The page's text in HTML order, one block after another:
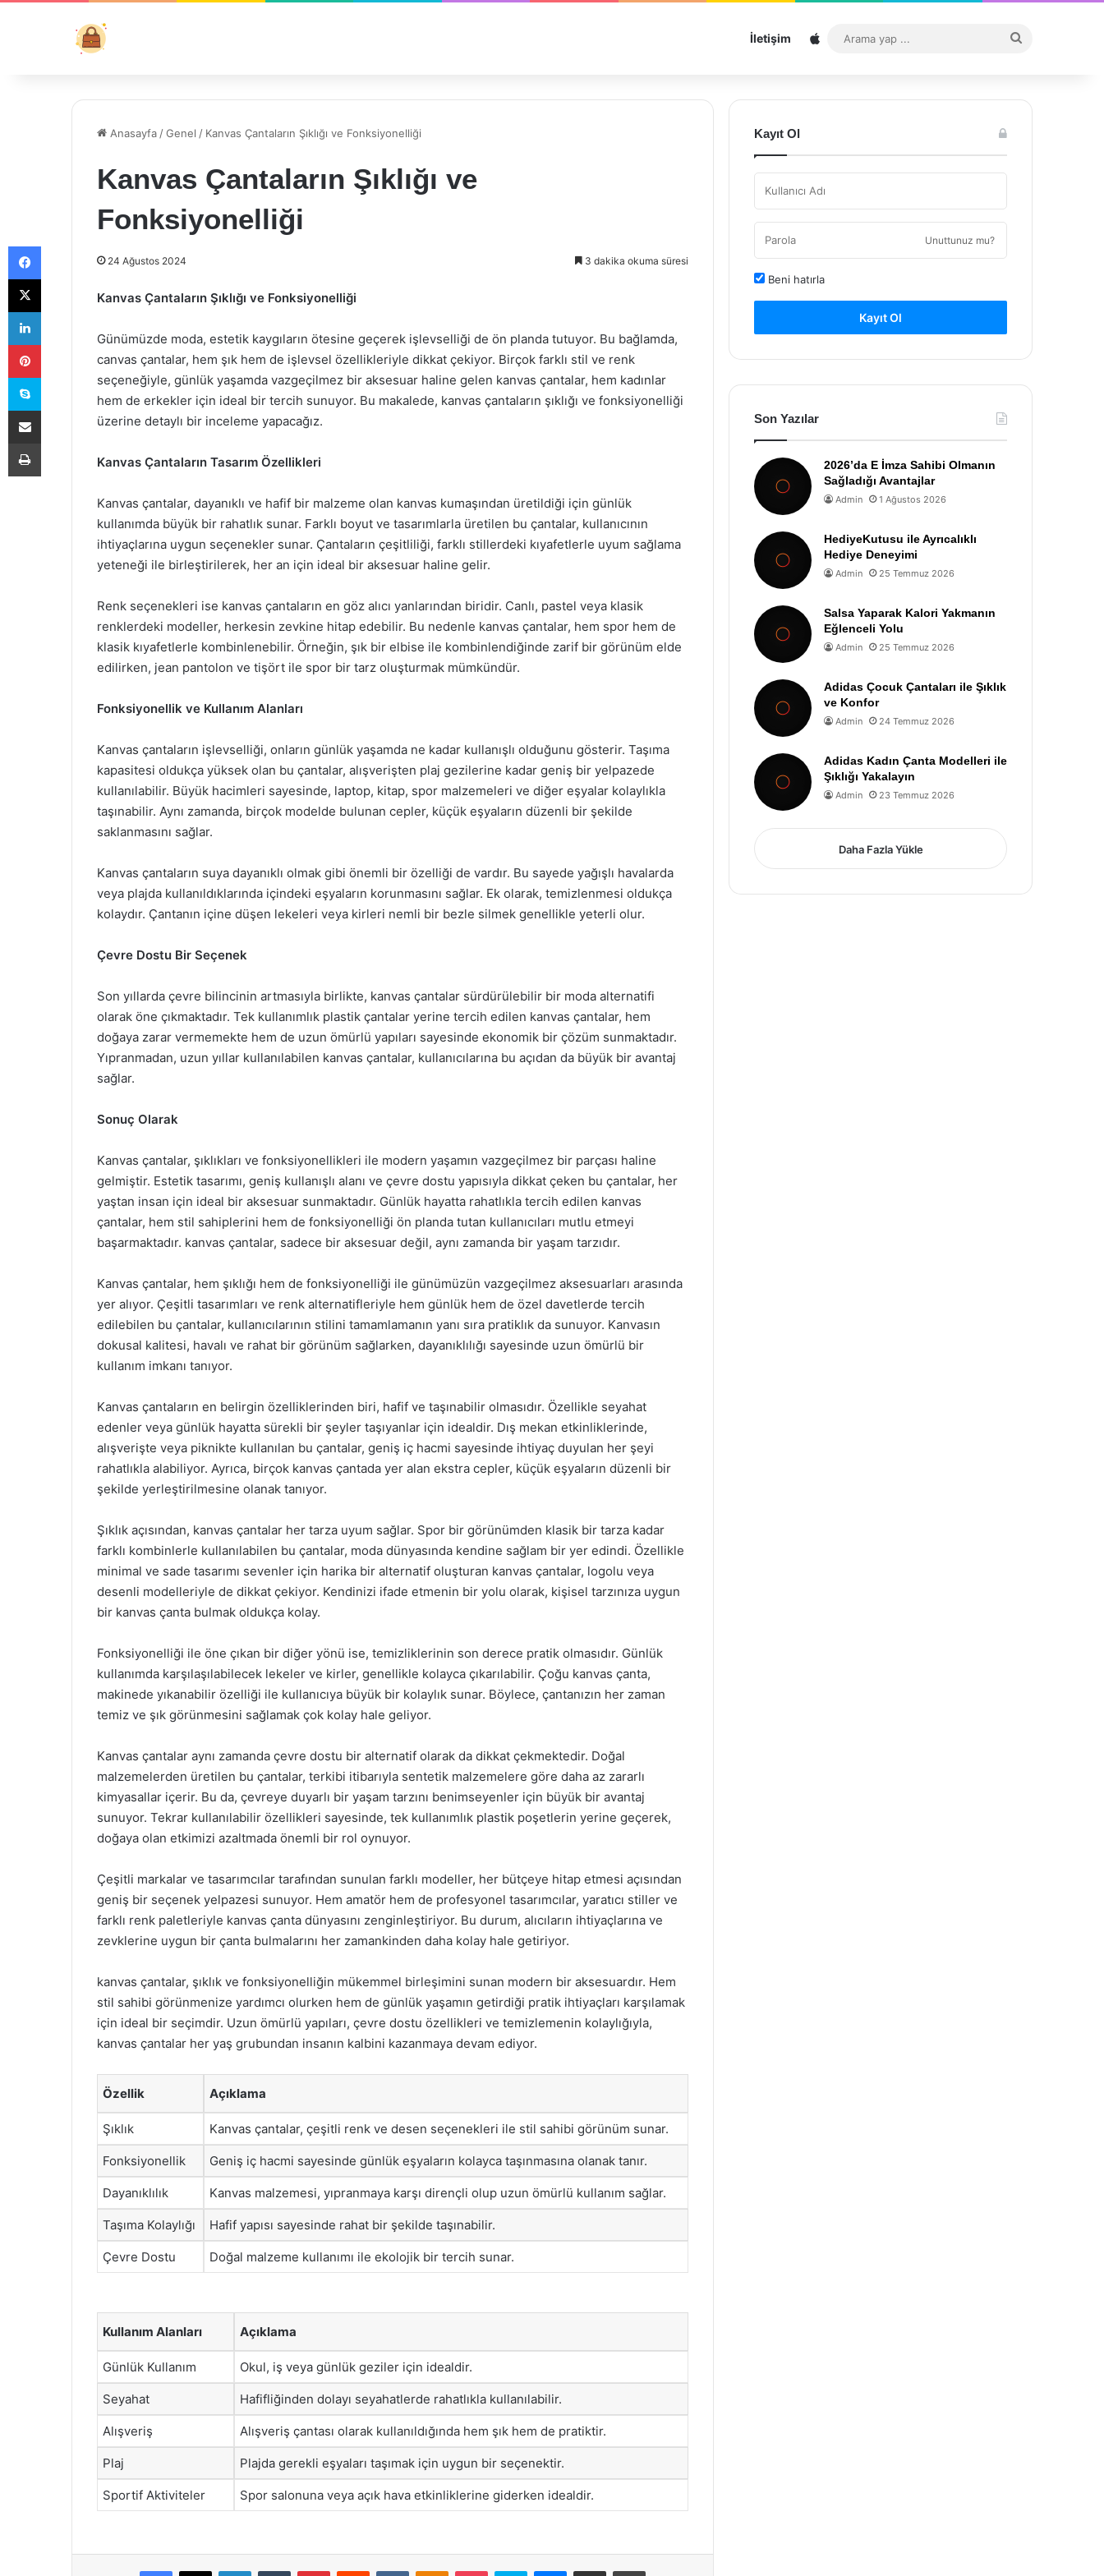
İletişim Sitemap
...
Anasayfa /Genel / Kanvas Çantaların Şıklığı ve Fonksiyonelliği
Kanvas Çantaların Şıklığı ve
Fonksiyonelliği
24 Ağustos 2024 3 dakika okuma süresi
Kanvas Çantaların Şıklığı ve Fonksiyonelliği
Günümüzde moda, estetik kaygıların ötesine geçerek işlevselliği de ön planda tutuyor. Bu bağlamda,
canvas çantalar, hem şık hem de işlevsel özellikleriyle dikkat çekiyor. Birçok farklı stil ve renk
seçeneğiyle, günlük yaşamda vazgeçilmez bir aksesuar haline gelen kanvas çantalar, hem kadınlar
hem de erkekler için ideal bir tercih sunuyor. Bu makalede, kanvas çantaların şıklığı ve fonksiyonelliği
üzerine detaylı bir inceleme yapacağız.
Kanvas Çantaların Tasarım Özellikleri
Kanvas çantalar, dayanıklı ve hafif bir malzeme olan kanvas kumaşından üretildiği için günlük
kullanımda büyük bir rahatlık sunar. Farklı boyut ve tasarımlarla üretilen bu çantalar, kullanıcının
ihtiyaçlarına uygun seçenekler sunar. Çantaların çeşitliliği, farklı stillerdeki kıyafetlerle uyum sağlama
yeteneği ile birleştirilerek, her an için ideal bir aksesuar haline gelir.
Renk seçenekleri ise kanvas çantaların en göz alıcı yanlarından biridir. Canlı, pastel veya klasik
renklerdeki modeller, herkesin zevkine hitap edebilir. Bu nedenle kanvas çantalar, hem spor hem de
klasik kıyafetlerle kombinlenebilir. Örneğin, şık bir elbise ile kombinlendiğinde zarif bir görünüm elde
edilirken, jean pantolon ve tişört ile spor bir tarz oluşturmak mümkündür.
Fonksiyonellik ve Kullanım Alanları
Kanvas çantaların işlevselliği, onların günlük yaşamda ne kadar kullanışlı olduğunu gösterir. Taşıma
kapasitesi oldukça yüksek olan bu çantalar, alışverişten plaj gezilerine kadar geniş bir yelpazede
kullanılabilir. Büyük hacimleri sayesinde, laptop, kitap, spor malzemeleri ve diğer eşyalar kolaylıkla
taşınabilir. Aynı zamanda, birçok modelde bulunan cepler, küçük eşyaların düzenli bir şekilde
saklanmasını sağlar.
Kanvas çantaların suya dayanıklı olmak gibi önemli bir özelliği de vardır. Bu sayede yağışlı havalarda
veya plajda kullanıldıklarında içindeki eşyaların korunmasını sağlar. Ek olarak, temizlenmesi oldukça
kolaydır. Çantanın içine düşen lekeleri veya kirleri nemli bir bezle silmek genellikle yeterli olur.
Çevre Dostu Bir Seçenek
Son yıllarda çevre bilincinin artmasıyla birlikte, kanvas çantalar sürdürülebilir bir moda alternatifi
olarak öne çıkmaktadır. Tek kullanımlık plastik çantalar yerine tercih edilen kanvas çantalar, hem
doğaya zarar vermemekte hem de uzun ömürlü yapıları sayesinde ekonomik bir çözüm sunmaktadır.
Yıpranmadan, uzun yıllar kullanılabilen kanvas çantalar, kullanıcılarına bu açıdan da büyük bir avantaj
sağlar.
Sonuç Olarak
Kanvas çantalar, şıklıkları ve fonksiyonellikleri ile modern yaşamın vazgeçilmez bir parçası haline
gelmiştir. Estetik tasarımı, geniş kullanışlı alanı ve çevre dostu yapısıyla dikkat çeken bu çantalar, her
yaştan insan için ideal bir aksesuar sunmaktadır. Günlük hayatta rahatlıkla tercih edilen kanvas
çantalar, hem stil sahiplerini hem de fonksiyonelliği ön planda tutan kullanıcıları mutlu etmeyi
başarmaktadır. kanvas çantalar, sadece bir aksesuar değil, aynı zamanda bir yaşam tarzıdır.
Kanvas çantalar, hem şıklığı hem de fonksiyonelliği ile günümüzün vazgeçilmez aksesuarları arasında
yer alıyor. Çeşitli tasarımları ve renk alternatifleriyle hem günlük hem de özel davetlerde tercih
edilebilen bu çantalar, kullanıcılarının stilini tamamlamanın yanı sıra pratiklık da sunuyor. Kanvasın
dokusal kalitesi, havalı ve rahat bir görünüm sağlarken, dayanıklılığı sayesinde uzun ömürlü bir
kullanım imkanı tanıyor.
Kanvas çantaların en belirgin özelliklerinden biri, hafif ve taşınabilir olmasıdır. Özellikle seyahat
edenler veya günlük hayatta sürekli bir şeyler taşıyanlar için idealdir. Dış mekan etkinliklerinde,
alışverişte veya piknikte kullanılan bu çantalar, geniş iç hacmi sayesinde ihtiyaç duyulan her şeyi
rahatlıkla alabiliyor. Ayrıca, birçok kanvas çantada yer alan ekstra cepler, küçük eşyaların düzenli bir
şekilde yerleştirilmesine olanak tanıyor.
Şıklık açısından, kanvas çantalar her tarza uyum sağlar. Spor bir görünümden klasik bir tarza kadar
farklı kombinlerle kullanılabilen bu çantalar, moda dünyasında kendine sağlam bir yer edindi. Özellikle
minimal ve sade tasarımı sevenler için harika bir alternatif oluşturan kanvas çantalar, logolu veya
desenli modelleriyle de dikkat çekiyor. Kendinizi ifade etmenin bir yolu olarak, kişisel tarzınıza uygun
bir kanvas çanta bulmak oldukça kolay.
Fonksiyonelliği ile öne çıkan bir diğer yönü ise, temizliklerinin son derece pratik olmasıdır. Günlük
kullanımda karşılaşılabilecek lekeler ve kirler, genellikle kolayca çıkarılabilir. Çoğu kanvas çanta,
makinede yıkanabilir özelliği ile kullanıcıya büyük bir kolaylık sunar. Böylece, çantanızın her zaman
temiz ve şık görünmesini sağlamak çok kolay hale geliyor.
Kanvas çantalar aynı zamanda çevre dostu bir alternatif olarak da dikkat çekmektedir. Doğal
malzemelerden üretilen bu çantalar, terkibi itibarıyla sentetik malzemelere göre daha az zararlı
kimyasallar içerir. Bu da, çevreye duyarlı bir yaşam tarzını benimseyenler için büyük bir avantaj
sunuyor. Tekrar kullanılabilir özellikleri sayesinde, tek kullanımlık plastik poşetlerin yerine geçerek,
doğaya olan etkimizi azaltmada önemli bir rol oynuyor.
Çeşitli markalar ve tasarımcılar tarafından sunulan farklı modeller, her bütçeye hitap etmesi açısından
geniş bir seçenek yelpazesi sunuyor. Hem amatör hem de profesyonel tasarımcılar, yaratıcı stiller ve
farklı renk paletleriyle kanvas çanta dünyasını zenginleştiriyor. Bu durum, alıcıların ihtiyaçlarına ve
zevklerine uygun bir çanta bulmalarını her zamankinden daha kolay hale getiriyor.
kanvas çantalar, şıklık ve fonksiyonelliğin mükemmel birleşimini sunan modern bir aksesuardır. Hem
stil sahibi görünmenize yardımcı olurken hem de günlük yaşamın getirdiği pratik ihtiyaçları karşılamak
için ideal bir seçimdir. Uzun ömürlü yapıları, çevre dostu özellikleri ve temizlemenin kolaylığıyla,
kanvas çantalar her yaş grubundan insanın kalbini kazanmaya devam ediyor.
Özellik Açıklama
Şıklık Kanvas çantalar, çeşitli renk ve desen seçenekleri ile stil sahibi görünüm sunar.
Fonksiyonellik Geniş iç hacmi sayesinde günlük eşyaların kolayca taşınmasına olanak tanır.
Dayanıklılık Kanvas malzemesi, yıpranmaya karşı dirençli olup uzun ömürlü kullanım sağlar.
Taşıma Kolaylığı Hafif yapısı sayesinde rahat bir şekilde taşınabilir.
Çevre Dostu Doğal malzeme kullanımı ile ekolojik bir tercih sunar.
Kullanım Alanları Açıklama
Günlük Kullanım Okul, iş veya günlük geziler için idealdir.
Seyahat Hafifliğinden dolayı seyahatlerde rahatlıkla kullanılabilir.
Alışveriş Alışveriş çantası olarak kullanıldığında hem şık hem de pratiktir.
Plaj Plajda gerekli eşyaları taşımak için uygun bir seçenektir.
Sportif Aktiviteler Spor salonuna veya açık hava etkinliklerine giderken idealdir.
Facebook
X LinkedInTumblr PinterestReddit VKontakteOdnoklassniki
Pocket Skype Messenger
E-Posta ile paylaş Yazdır
Kayıt Ol
Unuttunuz mu?
Beni hatırla
Kayıt Ol
Son Yazılar
2026’da E İmza Sahibi Olmanın
Sağladığı Avantajlar
Admin 1 Ağustos 2026
HediyeKutusu ile Ayrıcalıklı
Hediye Deneyimi
Admin 25 Temmuz 2026
Salsa Yaparak Kalori Yakmanın
Eğlenceli Yolu
Admin 25 Temmuz 2026
Adidas Çocuk Çantaları ile Şıklık
ve Konfor
Admin 24 Temmuz 2026
Adidas Kadın Çanta Modelleri ile
Şıklığı Yakalayın
Admin 23 Temmuz 2026
Daha Fazla Yükle
Facebook
X
LinkedIn
Pinterest
Skype
E-Posta ile paylaş